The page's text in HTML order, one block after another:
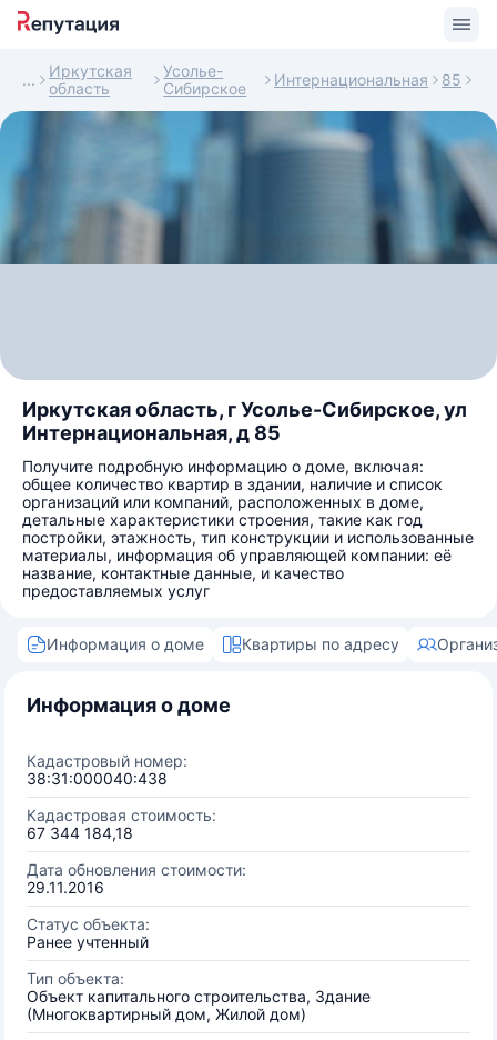
Иркутская
область
Усолье-
Сибирское
Интернациональная 85
Иркутская область, г Усолье-Сибирское, ул
Интернациональная, д 85
Получите подробную информацию о доме, включая:
общее количество квартир в здании, наличие и список
организаций или компаний, расположенных в доме,
детальные характеристики строения, такие как год
постройки, этажность, тип конструкции и использованные
материалы, информация об управляющей компании: её
название, контактные данные, и качество
предоставляемых услуг
Информация о доме Квартиры по адресу
Информация о доме
Кадастровый номер:
38:31:000040:438
Кадастровая стоимость:
67 344 184,18
Дата обновления стоимости:
29.11.2016
Статус объекта:
Ранее учтенный
Тип объекта:
Объект капитального строительства, Здание
(Многоквартирный дом, Жилой дом)